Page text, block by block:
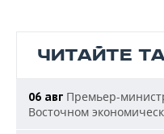
ЧИТАЙТЕ
06 авг Премьер-
Восточном